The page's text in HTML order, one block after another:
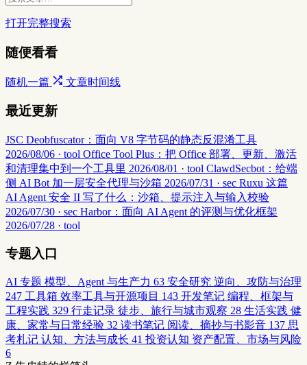
打开完整搜索
随便看看
随机一篇 文章时间线
最近更新
JSC Deobfuscator：面向 V8 字节码的静态反混淆工具
2026/08/06 · tool Office Tool Plus：把 Office 部署、更新、激活
和清理集中到一个工具里 2026/08/01 · tool ClawdSecbot：给端
侧 AI Bot 加一层安全代理与沙箱 2026/07/31 · sec Ruxu 这篇
AI Agent 安全 II 写了什么：沙箱、提示注入与输入校验
2026/07/30 · sec Harbor：面向 AI Agent 的评测与优化框架
2026/07/28 · tool
专题入口
AI 专题 模型、Agent 与生产力 63 安全研究 逆向、攻防与治理
247 工具箱 效率工具与开源项目 143 开发笔记 编程、框架与
工程实践 329 行走记录 徒步、旅行与城市观察 28 生活实践 健
康、家常与日常经验 32 读书笔记 阅读、摘抄与书影音 137 思
考札记 认知、方法与成长 41 投资认知 资产配置、市场与风险
6